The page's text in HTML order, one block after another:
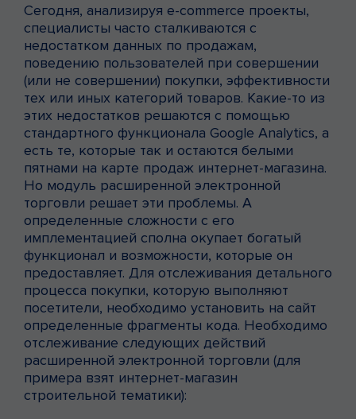
Сегодня, анализируя e-commerce проекты,
специалисты часто сталкиваются с
недостатком данных по продажам,
поведению пользователей при совершении
(или не совершении) покупки, эффективности
тех или иных категорий товаров. Какие-то из
этих недостатков решаются с помощью
стандартного функционала Google Analytics, а
есть те, которые так и остаются белыми
пятнами на карте продаж интернет-магазина.
Но модуль расширенной электронной
торговли решает эти проблемы. А
определенные сложности с его
имплементацией сполна окупает богатый
функционал и возможности, которые он
предоставляет. Для отслеживания детального
процесса покупки, которую выполняют
посетители, необходимо установить на сайт
определенные фрагменты кода. Необходимо
отслеживание следующих действий
расширенной электронной торговли (для
примера взят интернет-магазин
строительной тематики):